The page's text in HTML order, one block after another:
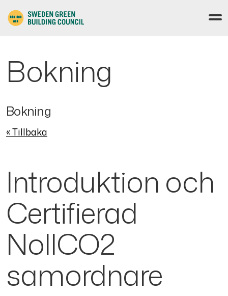
Bokning
Bokning
« Tillbaka
Introduktion och
Certifierad
NollCO2
samordnare